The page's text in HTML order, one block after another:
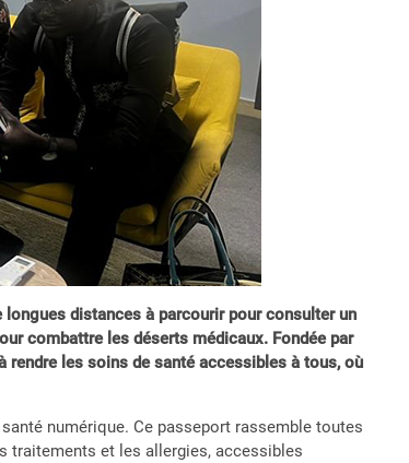
longues distances à parcourir pour consulter un
combattre les déserts médicaux. Fondée par
rendre les soins de santé accessibles à tous, où
numérique. Ce passeport rassemble toutes
traitements et les allergies, accessibles